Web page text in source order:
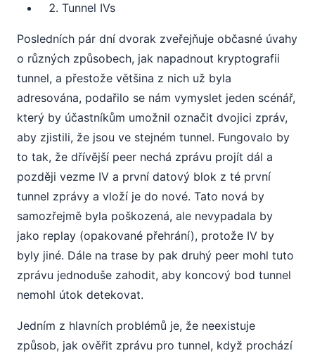
Tunnel IVs
Posledních pár dní dvorak zveřejňuje občasné úvahy
o různých způsobech, jak napadnout kryptografii
tunnel, a přestože většina z nich už byla
adresována, podařilo se nám vymyslet jeden scénář,
který by účastníkům umožnil označit dvojici zpráv,
aby zjistili, že jsou ve stejném tunnel. Fungovalo by
to tak, že dřívější peer nechá zprávu projít dál a
později vezme IV a první datový blok z té první
tunnel zprávy a vloží je do nové. Tato nová by
samozřejmě byla poškozená, ale nevypadala by
jako replay (opakované přehrání), protože IV by
byly jiné. Dále na trase by pak druhý peer mohl tuto
zprávu jednoduše zahodit, aby koncový bod tunnel
nemohl útok detekovat.
Jedním z hlavních problémů je, že neexistuje
způsob, jak ověřit zprávu pro tunnel, když prochází